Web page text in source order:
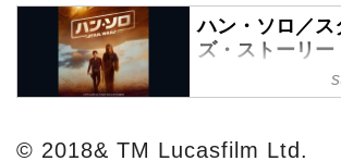
ハン・ソロ／ス
ズ・ストーリー
イ・DVD・デ
ター・ウォーズ
© 2018& TM Lucasfilm Ltd.